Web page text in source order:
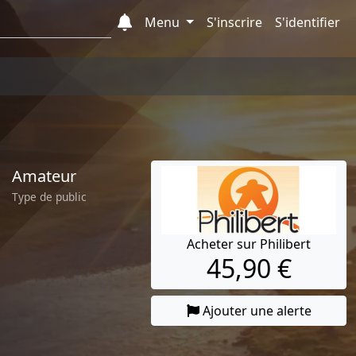
Menu
S'inscrire S'identifier
Amateur
Type de public
Acheter sur Philibert
45,90 €
Ajouter une alerte